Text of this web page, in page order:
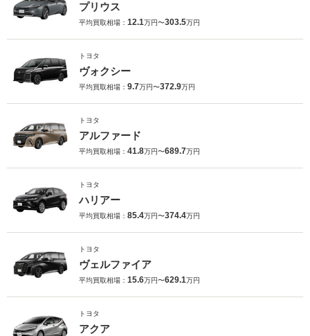
プリウス
平均買取相場： 12.1万円〜303.5万円
トヨタ
ヴォクシー
平均買取相場： 9.7万円〜372.9万円
トヨタ
アルファード
平均買取相場： 41.8万円〜689.7万円
トヨタ
ハリアー
平均買取相場： 85.4万円〜374.4万円
トヨタ
ヴェルファイア
平均買取相場： 15.6万円〜629.1万円
トヨタ
アクア